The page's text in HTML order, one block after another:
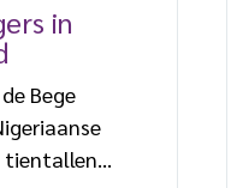
in
Bege
tientallen